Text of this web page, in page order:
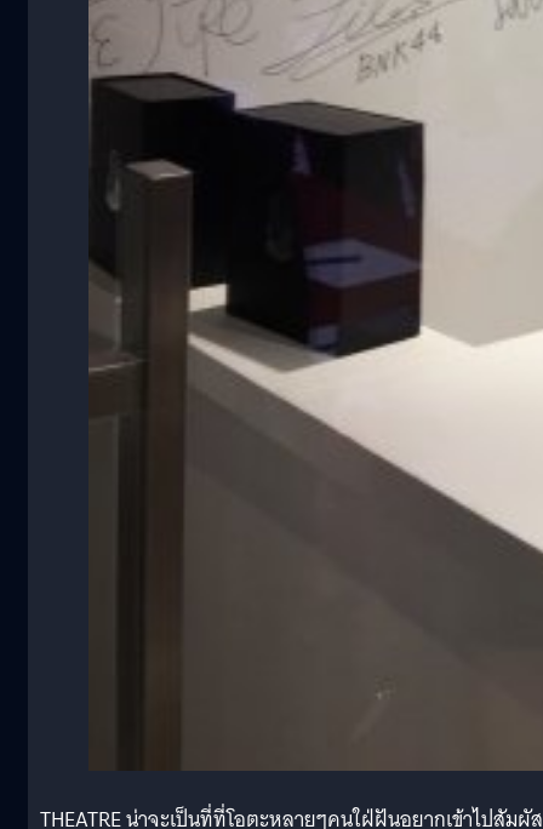
THEATRE น่าจะเป็นที่ที่โอตะหลายๆคนใฝ่ฝันอยากเข้าไปสัมผัส